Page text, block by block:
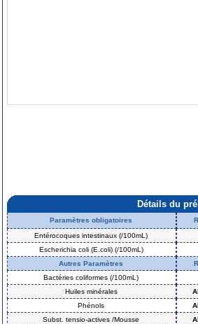
Détails du
Paramètres obligatoires
Entérocoques intestinaux (/100mL)
Escherichia coli (E.coli) (/100mL)
Autres Paramètres
Bactéries coliformes (/100mL)
Huiles minérales
Phénols
Subst. tensio-actives /Mousse